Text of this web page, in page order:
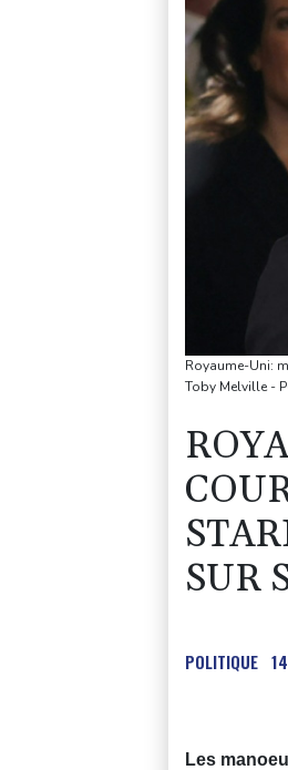
Royaume-Uni:
Toby Melville -
SUR
POLITIQUE
Les